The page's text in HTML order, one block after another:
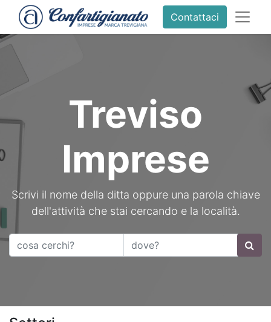
Contattaci
Treviso
Imprese
Scrivi il nome della ditta oppure una parola chiave
dell'attività che stai cercando e la località.